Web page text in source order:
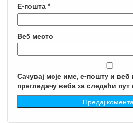
Е-пошта *
Веб место
Сачувај моје име, е-пошту и
прегледачу веба за следећи